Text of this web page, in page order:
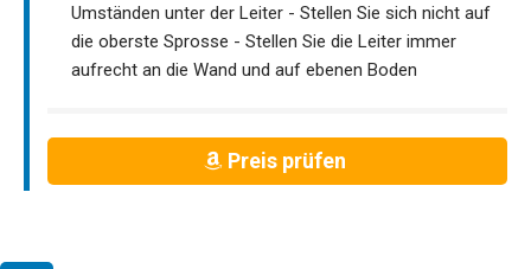
Umständen unter der Leiter - Stellen Sie sich nicht auf
die oberste Sprosse - Stellen Sie die Leiter immer
aufrecht an die Wand und auf ebenen Boden
Preis prüfen